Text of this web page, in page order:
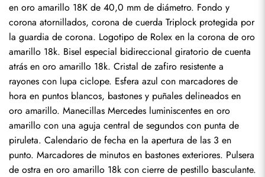
en oro amarillo 18K de 40,0 mm de diámetro. Fondo y
corona atornillados, corona de cuerda Triplock protegida por
la guardia de corona. Logotipo de Rolex en la corona de oro
amarillo 18k. Bisel especial bidireccional giratorio de cuenta
atrás en oro amarillo 18k. Cristal de zafiro resistente a
rayones con lupa ciclope. Esfera azul con marcadores de
hora en puntos blancos, bastones y puñales delineados en
oro amarillo. Manecillas Mercedes luminiscentes en oro
amarillo con una aguja central de segundos con punta de
piruleta. Calendario de fecha en la apertura de las 3 en
punto. Marcadores de minutos en bastones exteriores. Pulsera
de ostra en oro amarillo 18k con cierre de pestillo basculante.